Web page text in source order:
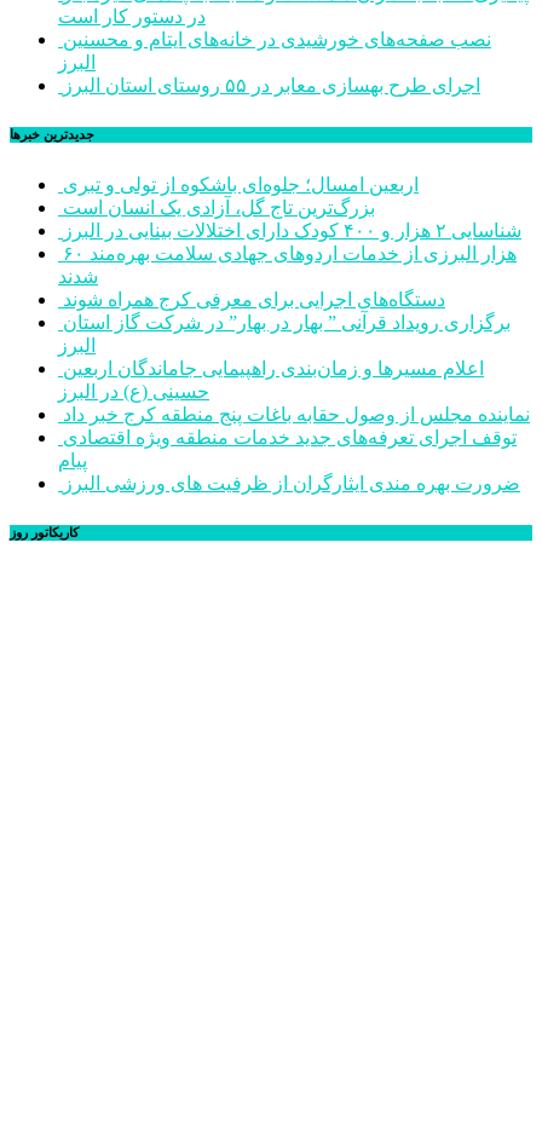
در دستور کار است
البرز
اجرای طرح بهسازی معابر در ۵۵ روستای استان البرز
جديدترين خبرها
اربعین امسال؛ جلوه‌ای باشکوه از تولی و تبری
بزرگ‌ترین تاج گل، آزادی یک انسان است
شناسایی ۲ هزار و ۴۰۰ کودک دارای اختلالات بینایی در البرز
۶۰ هزار البرزی از خدمات اردوهای جهادی سلامت بهره‌مند
شدند
دستگاه‌های اجرایی برای معرفی کرج همراه شوند
البرز
حسینی (ع) در البرز
نماینده مجلس از وصول حقابه باغات پنج منطقه کرج خبر داد
پیام
ضرورت بهره مندی ایثارگران از ظرفیت های ورزشی البرز
کاریکاتور روز